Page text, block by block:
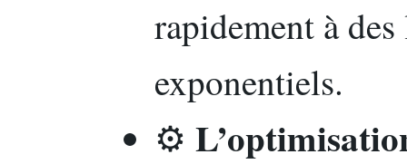
rapidement à
exponentiels.
⚙️